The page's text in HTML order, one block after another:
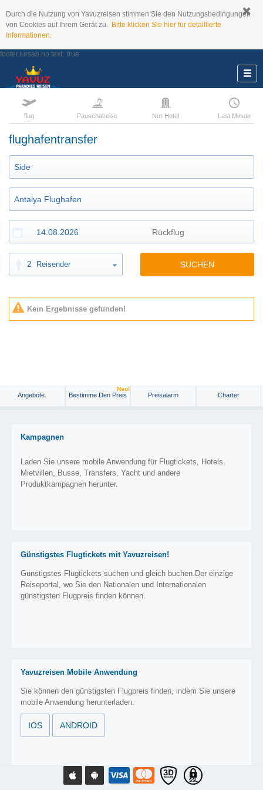
Durch die Nutzung von Yavuzreisen stimmen Sie den Nutzungsbedingungen
von Cookies auf Ihrem Gerät zu. Bitte klicken Sie hier für detaillierte
Informationen.
footer.tursab.no.text: true
flug Pauschalreise Nur Hotel Last Minute
flughafentransfer
2 Reisender SUCHEN
Kein Ergebnisse gefunden!
Angebote Bestimme Den Preis
Neu!
Preisalarm Charter
Kampagnen
Laden Sie unsere mobile Anwendung für Flugtickets, Hotels,
Mietvillen, Busse, Transfers, Yacht und andere
Produktkampagnen herunter.
Günstigstes Flugtickets mit Yavuzreisen!
Günstigstes Flugtickets suchen und gleich buchen.Der einzige
Reiseportal, wo Sie den Nationalen und Internationalen
günstigsten Flugpreis finden können.
Yavuzreisen Mobile Anwendung
Sie können den günstigsten Flugpreis finden, indem Sie unsere
mobile Anwendung herunterladen.
IOS ANDROID